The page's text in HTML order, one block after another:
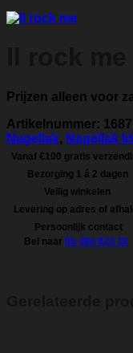
Prijzen alleen voor
Artikelnummer:
Nagellak, Nagellak
Vanaf €100 gratis
Bezorging 1 á 2 dagen
Veilig winkelen
Levering op adres of
Persoonlijk contact
Bel naar 06 484 024 18